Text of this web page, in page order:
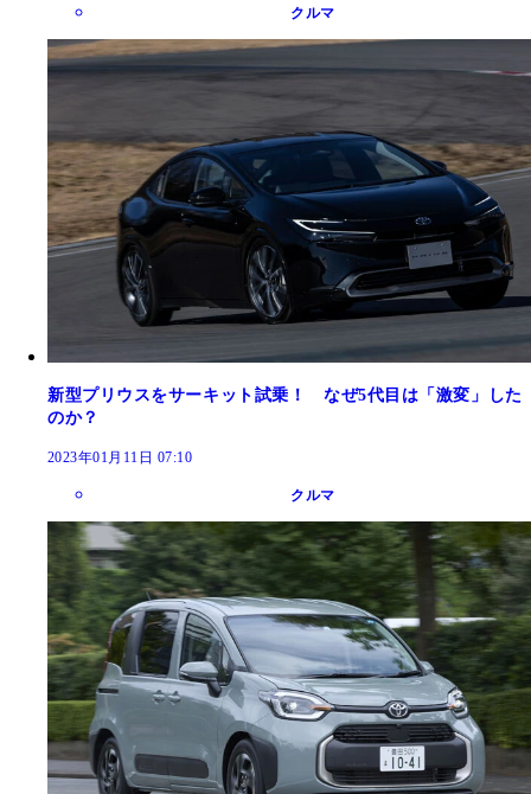
クルマ
新型プリウスをサーキット試乗！ なぜ5代目は「激変」した
のか？
2023年01月11日 07:10
クルマ